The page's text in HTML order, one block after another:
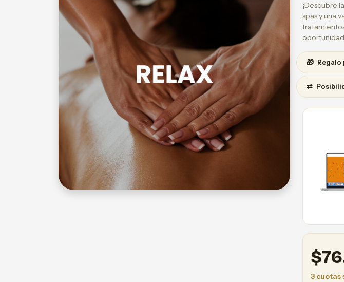
¡Descubre
spas y una
🎁 Regalo
⇄
$
3 cuotas